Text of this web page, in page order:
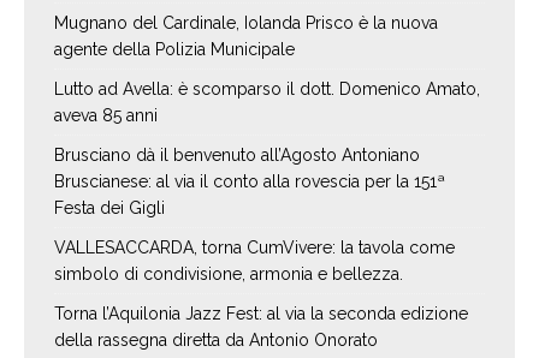
Mugnano del Cardinale, Iolanda Prisco è la nuova
agente della Polizia Municipale
Lutto ad Avella: è scomparso il dott. Domenico Amato,
aveva 85 anni
Brusciano dà il benvenuto all’Agosto Antoniano
Bruscianese: al via il conto alla rovescia per la 151ª
Festa dei Gigli
VALLESACCARDA, torna CumVivere: la tavola come
simbolo di condivisione, armonia e bellezza.
Torna l’Aquilonia Jazz Fest: al via la seconda edizione
della rassegna diretta da Antonio Onorato